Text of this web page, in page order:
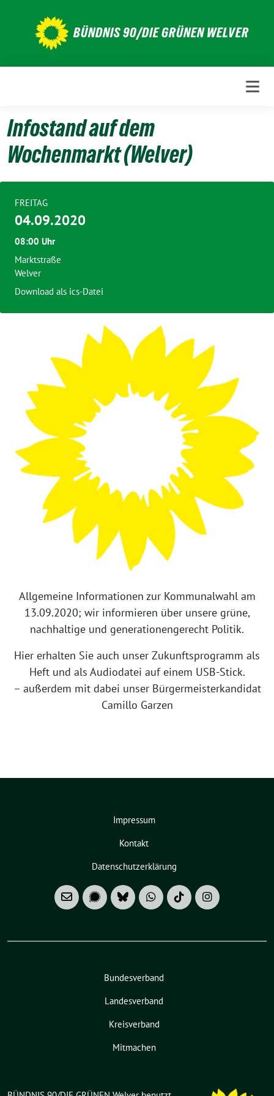
BÜNDNIS 90/DIE GRÜNEN WELVER
Infostand auf dem
Wochenmarkt (Welver)
Allgemeine Informationen zur Kommunalwahl am
13.09.2020; wir informieren über unsere grüne,
nachhaltige und generationengerecht Politik.
Hier erhalten Sie auch unser Zukunftsprogramm als
Heft und als Audiodatei auf einem USB-Stick.
– außerdem mit dabei unser Bürgermeisterkandidat
Camillo Garzen
FREITAG
04.09.2020
08:00 Uhr
Marktstraße
Welver
Download als ics-Datei
Impressum
Kontakt
Datenschutzerklärung
Bundesverband
Landesverband
Kreisverband
Mitmachen